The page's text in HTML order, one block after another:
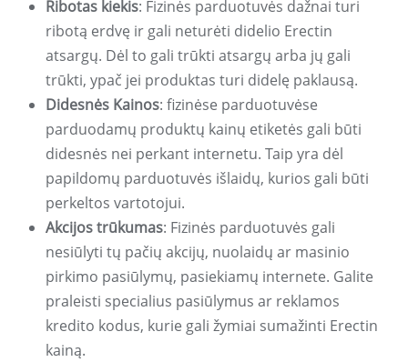
Ribotas kiekis: Fizinės parduotuvės dažnai turi
ribotą erdvę ir gali neturėti didelio Erectin
atsargų. Dėl to gali trūkti atsargų arba jų gali
trūkti, ypač jei produktas turi didelę paklausą.
Didesnės Kainos: fizinėse parduotuvėse
parduodamų produktų kainų etiketės gali būti
didesnės nei perkant internetu. Taip yra dėl
papildomų parduotuvės išlaidų, kurios gali būti
perkeltos vartotojui.
Akcijos trūkumas: Fizinės parduotuvės gali
nesiūlyti tų pačių akcijų, nuolaidų ar masinio
pirkimo pasiūlymų, pasiekiamų internete. Galite
praleisti specialius pasiūlymus ar reklamos
kredito kodus, kurie gali žymiai sumažinti Erectin
kainą.